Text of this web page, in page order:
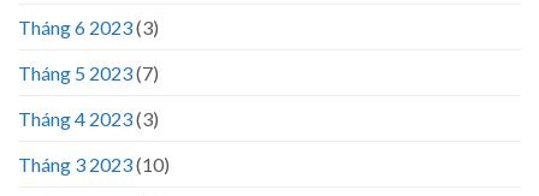
Tháng 6 2023(3)
Tháng 5 2023(7)
Tháng 4 2023(3)
Tháng 3 2023(10)